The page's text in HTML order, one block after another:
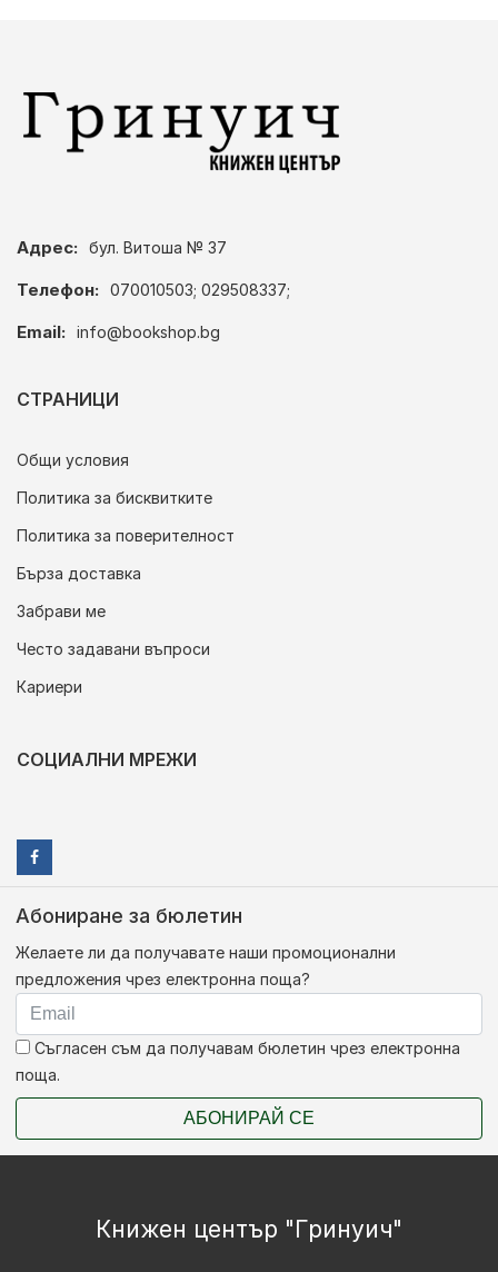
Адрес: бул. Витоша № 37
Телефон: 070010503; 029508337;
Email: info@bookshop.bg
СТРАНИЦИ
Общи условия
Политика за бисквитките
Политика за поверителност
Бърза доставка
Забрави ме
Често задавани въпроси
Кариери
СОЦИАЛНИ МРЕЖИ
Абониране за бюлетин
Желаете ли да получавате наши промоционални
предложения чрез електронна поща?
Съгласен съм да получавам бюлетин чрез електронна
поща.
АБОНИРАЙ СЕ
Книжен център "Гринуич"